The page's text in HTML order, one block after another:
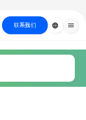
联系我们 language menu
医疗